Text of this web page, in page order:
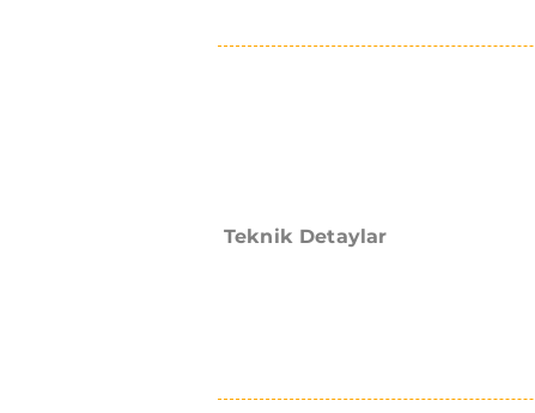
Teknik Detaylar